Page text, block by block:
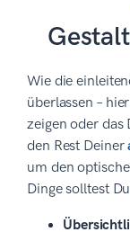
Wie die
überlassen –
zeigen oder das
den Rest Deiner
um den
Dinge solltest